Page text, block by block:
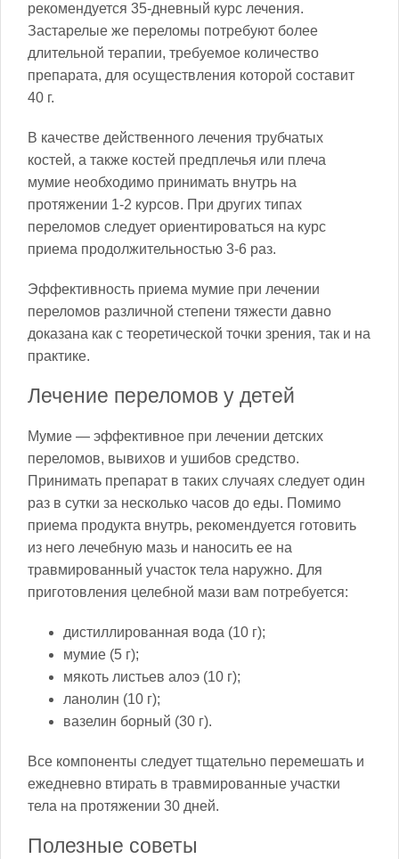
рекомендуется 35-дневный курс лечения.
Застарелые же переломы потребуют более
длительной терапии, требуемое количество
препарата, для осуществления которой составит
40 г.
В качестве действенного лечения трубчатых
костей, а также костей предплечья или плеча
мумие необходимо принимать внутрь на
протяжении 1-2 курсов. При других типах
переломов следует ориентироваться на курс
приема продолжительностью 3-6 раз.
Эффективность приема мумие при лечении
переломов различной степени тяжести давно
доказана как с теоретической точки зрения, так и на
практике.
Лечение переломов у детей
Мумие — эффективное при лечении детских
переломов, вывихов и ушибов средство.
Принимать препарат в таких случаях следует один
раз в сутки за несколько часов до еды. Помимо
приема продукта внутрь, рекомендуется готовить
из него лечебную мазь и наносить ее на
травмированный участок тела наружно. Для
приготовления целебной мази вам потребуется:
дистиллированная вода (10 г);
мумие (5 г);
мякоть листьев алоэ (10 г);
ланолин (10 г);
вазелин борный (30 г).
Все компоненты следует тщательно перемешать и
ежедневно втирать в травмированные участки
тела на протяжении 30 дней.
Полезные советы